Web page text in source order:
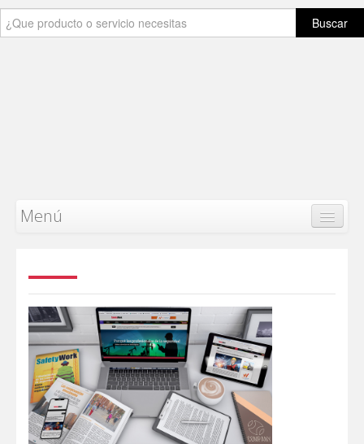
Buscar
Menú
Inicio
Producto
Categorias
Marcas
Profesionales